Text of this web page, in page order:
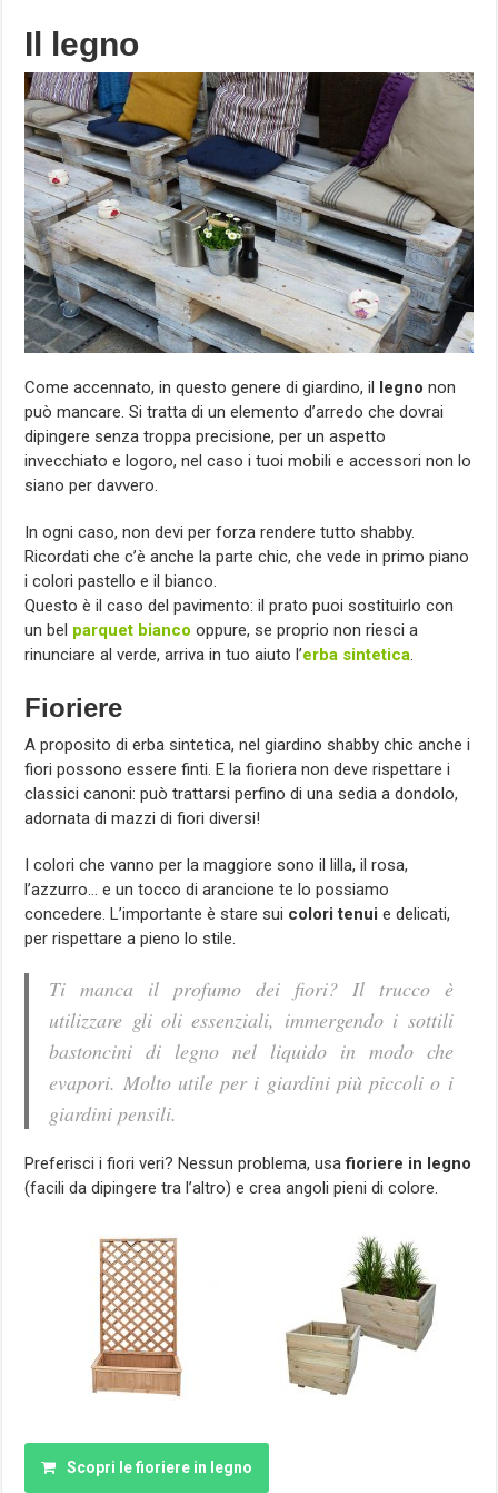
Il legno
Come accennato, in questo genere di giardino, il legno non
può mancare. Si tratta di un elemento d’arredo che dovrai
dipingere senza troppa precisione, per un aspetto
invecchiato e logoro, nel caso i tuoi mobili e accessori non lo
siano per davvero.
In ogni caso, non devi per forza rendere tutto shabby.
Ricordati che c’è anche la parte chic, che vede in primo piano
i colori pastello e il bianco.
Questo è il caso del pavimento: il prato puoi sostituirlo con
un bel parquet bianco oppure, se proprio non riesci a
rinunciare al verde, arriva in tuo aiuto l’erba sintetica.
Fioriere
A proposito di erba sintetica, nel giardino shabby chic anche i
fiori possono essere finti. E la fioriera non deve rispettare i
classici canoni: può trattarsi perfino di una sedia a dondolo,
adornata di mazzi di fiori diversi!
I colori che vanno per la maggiore sono il lilla, il rosa,
l’azzurro… e un tocco di arancione te lo possiamo
concedere. L’importante è stare sui colori tenui e delicati,
per rispettare a pieno lo stile.
Ti manca il profumo dei fiori? Il trucco è
utilizzare gli oli essenziali, immergendo i sottili
bastoncini di legno nel liquido in modo che
evapori. Molto utile per i giardini più piccoli o i
giardini pensili.
Preferisci i fiori veri? Nessun problema, usafioriere in legno
(facili da dipingere tra l’altro) e crea angoli pieni di colore.
Scopri le fioriere in legno